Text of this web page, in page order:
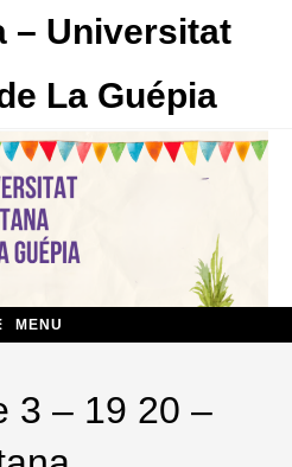
– Universitat
La Guépia
MENU
3 – 19 20 –